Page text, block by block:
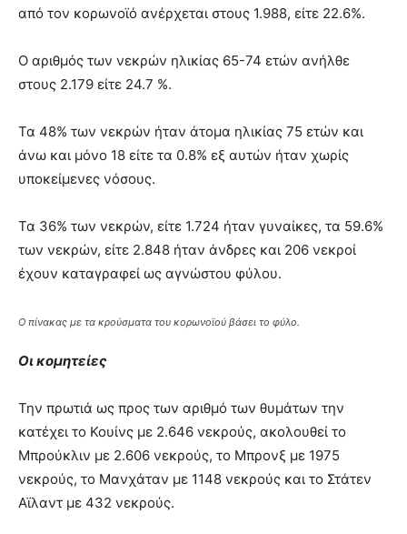
από τον κορωνοϊό ανέρχεται στους 1.988, είτε 22.6%.
Ο αριθμός των νεκρών ηλικίας 65-74 ετών ανήλθε
στους 2.179 είτε 24.7 %.
Τα 48% των νεκρών ήταν άτομα ηλικίας 75 ετών και
άνω και μόνο 18 είτε τα 0.8% εξ αυτών ήταν χωρίς
υποκείμενες νόσους.
Τα 36% των νεκρών, είτε 1.724 ήταν γυναίκες, τα 59.6%
των νεκρών, είτε 2.848 ήταν άνδρες και 206 νεκροί
έχουν καταγραφεί ως αγνώστου φύλου.
Ο πίνακας με τα κρούσματα του κορωνοϊού βάσει το φύλο.
Οι κομητείες
Την πρωτιά ως προς των αριθμό των θυμάτων την
κατέχει το Κουίνς με 2.646 νεκρούς, ακολουθεί το
Μπρούκλιν με 2.606 νεκρούς, το Μπρονξ με 1975
νεκρούς, το Μανχάταν με 1148 νεκρούς και το Στάτεν
Αϊλαντ με 432 νεκρούς.